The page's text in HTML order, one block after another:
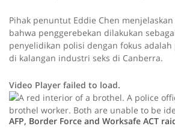
Pihak penuntut Eddie Chen
bahwa penggerebekan dilakukan
penyelidikan polisi dengan fokus
di kalangan industri seks di Canberra.
Video Player failed to load.
AFP, Border Force and Worksafe ACT